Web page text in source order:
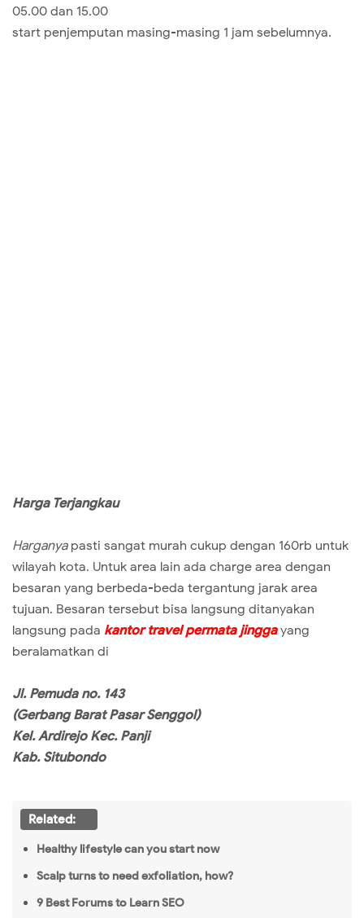
05.00 dan 15.00
start penjemputan masing-masing 1 jam sebelumnya.
Harga Terjangkau
Harganyapasti sangat murah cukup dengan 160rb untuk
wilayah kota. Untuk area lain ada charge area dengan
besaran yang berbeda-beda tergantung jarak area
tujuan. Besaran tersebut bisa langsung ditanyakan
langsung pada kantor travel permata jinggayang
beralamatkan di
Jl. Pemuda no. 143
(Gerbang Barat Pasar Senggol)
Kel. Ardirejo Kec. Panji
Kab. Situbondo
Related:
Healthy lifestyle can you start now
Scalp turns to need exfoliation, how?
9 Best Forums to Learn SEO